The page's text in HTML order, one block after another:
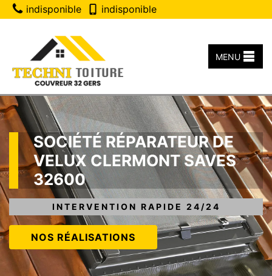
indisponible indisponible
MENU
SOCIÉTÉ RÉPARATEUR DE
VELUX CLERMONT SAVES
32600
INTERVENTION RAPIDE 24/24
NOS RÉALISATIONS